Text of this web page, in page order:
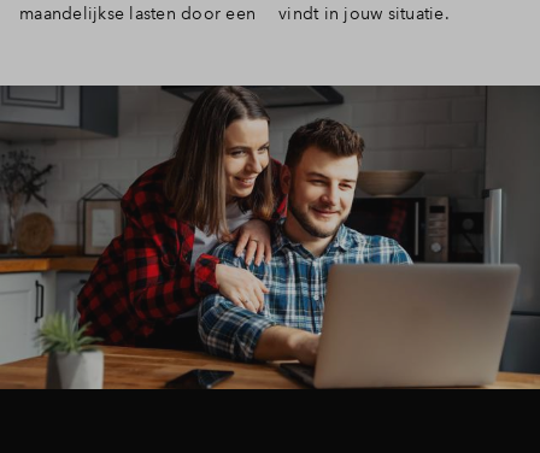
maandelijkse lasten door een
vindt in jouw situatie.